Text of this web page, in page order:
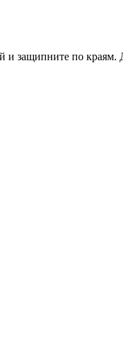
и защипните по краям.